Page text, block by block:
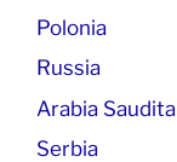
Polonia
Russia
Arabia Saudita
Serbia